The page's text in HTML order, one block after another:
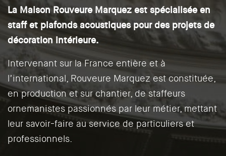
La Maison Rouveure Marquez est spécialisée en
staff et plafonds acoustiques pour des projets de
décoration intérieure.
Intervenant sur la France entière et à
l’international, Rouveure Marquez est constituée,
en production et sur chantier, de staffeurs
ornemanistes passionnés par leur métier, mettant
leur savoir-faire au service de particuliers et
professionnels.